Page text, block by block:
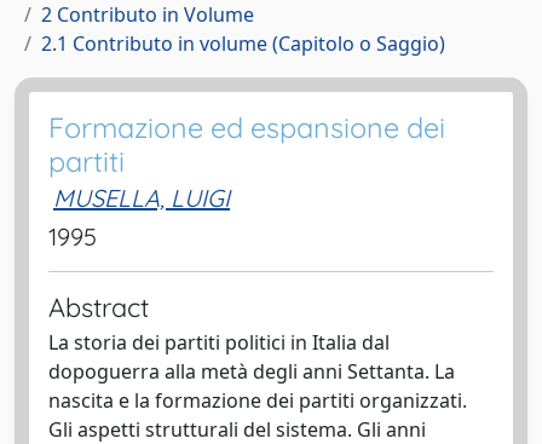
2 Contributo in Volume
2.1 Contributo in volume (Capitolo o Saggio)
Formazione ed espansione dei
partiti
MUSELLA, LUIGI
1995
Abstract
La storia dei partiti politici in Italia dal
dopoguerra alla metà degli anni Settanta. La
nascita e la formazione dei partiti organizzati.
Gli aspetti strutturali del sistema. Gli anni